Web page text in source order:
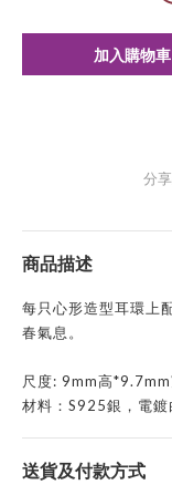
加入購物車
分
商品描述
每只心形造型耳環上
春氣息。
尺度: 9mm高*9.7mm
材料：S925銀，電鍍
送貨及付款方式